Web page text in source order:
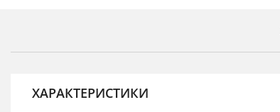
снимки
ХАРАКТЕРИСТИКИ